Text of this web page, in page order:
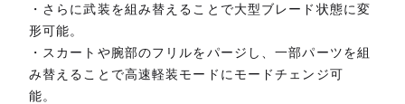
・さらに武装を組み替えることで大型ブレード状態に変
形可能。
・スカートや腕部のフリルをパージし、一部パーツを組
み替えることで高速軽装モードにモードチェンジ可
能。